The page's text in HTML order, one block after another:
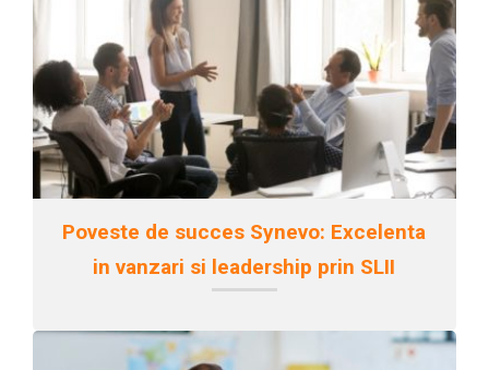
Poveste de succes Synevo: Excelenta
in vanzari si leadership prin SLII